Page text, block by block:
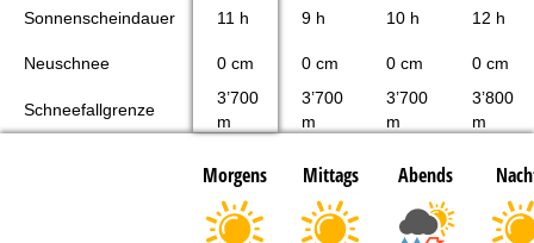
Sonnenscheindauer
11 h 9 h 10 h 12 h
Neuschnee 0 cm 0 cm 0 cm 0 cm
Schneefallgrenze
3’700
m
3’700
m
3’700
m
3’800
m
Morgens Mittags Abends